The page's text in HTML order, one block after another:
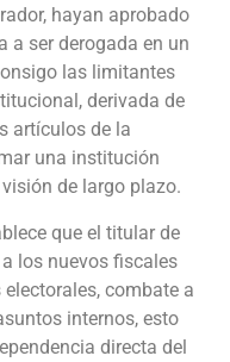
hayan aprobado
a ser derogada en un
las limitantes
derivada de
artículos de la
una institución
de largo plazo.
que el titular de
los nuevos fiscales
combate a
internos, esto
directa del